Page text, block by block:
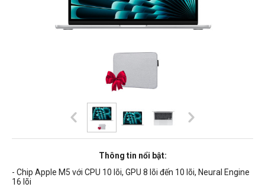
Thông tin nổi bật:
- Chip Apple M5 với CPU 10 lõi, GPU 8 lõi đến 10 lõi, Neural Engine
16 lõi